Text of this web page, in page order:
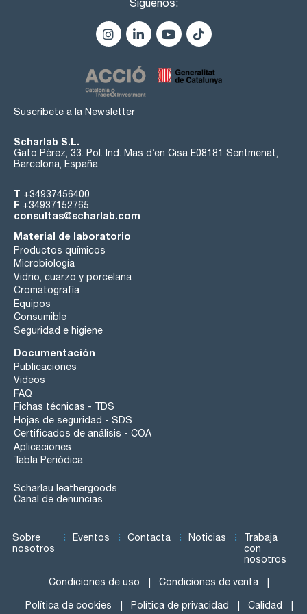
Síguenos:
Suscríbete a la Newsletter
Scharlab S.L.
Gato Pérez, 33. Pol. Ind. Mas d’en Cisa E08181 Sentmenat,
Barcelona, España
T +34937456400
F +34937152765
consultas@scharlab.com
Material de laboratorio
Productos químicos
Microbiología
Vidrio, cuarzo y porcelana
Cromatografía
Equipos
Consumible
Seguridad e higiene
Documentación
Publicaciones
Videos
FAQ
Fichas técnicas - TDS
Hojas de seguridad - SDS
Certificados de análisis - COA
Aplicaciones
Tabla Periódica
Scharlau leathergoods
Canal de denuncias
Sobre
nosotros
Eventos Contacta Noticias
Trabaja
con
nosotros
Condiciones de uso Condiciones de venta
Política de cookies Política de privacidad Calidad